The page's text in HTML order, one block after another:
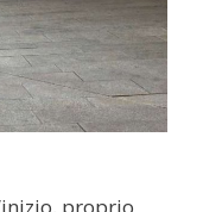
proprio